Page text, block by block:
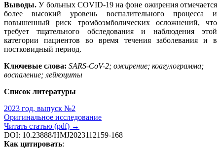
Выводы. У больных COVID-19 на фоне ожирения отмечается
более высокий уровень воспалительного процесса и
повышенный риск тромбоэмболических осложнений, что
требует тщательного обследования и наблюдения этой
категории пациентов во время течения заболевания и в
постковидный период.
Ключевые слова: SARS-CoV-2; ожирение; коагулограмма;
воспаление; лейкоциты
Список литературы
2023 год, выпуск №2
Оригинальное исследование
Читать статью (pdf) →
DOI: 10.23888/HMJ2023112159-168
Как цитировать: